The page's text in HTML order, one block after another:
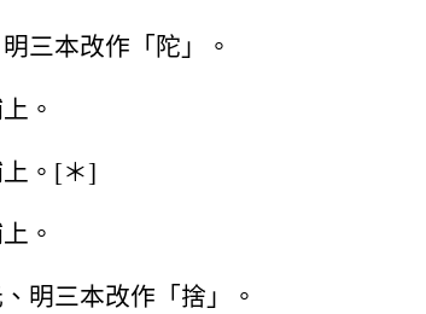
三本改作「陀」。
。
。[＊]
。
明三本改作「捨」。